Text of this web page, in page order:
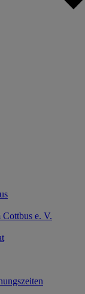
Cottbus e. V.